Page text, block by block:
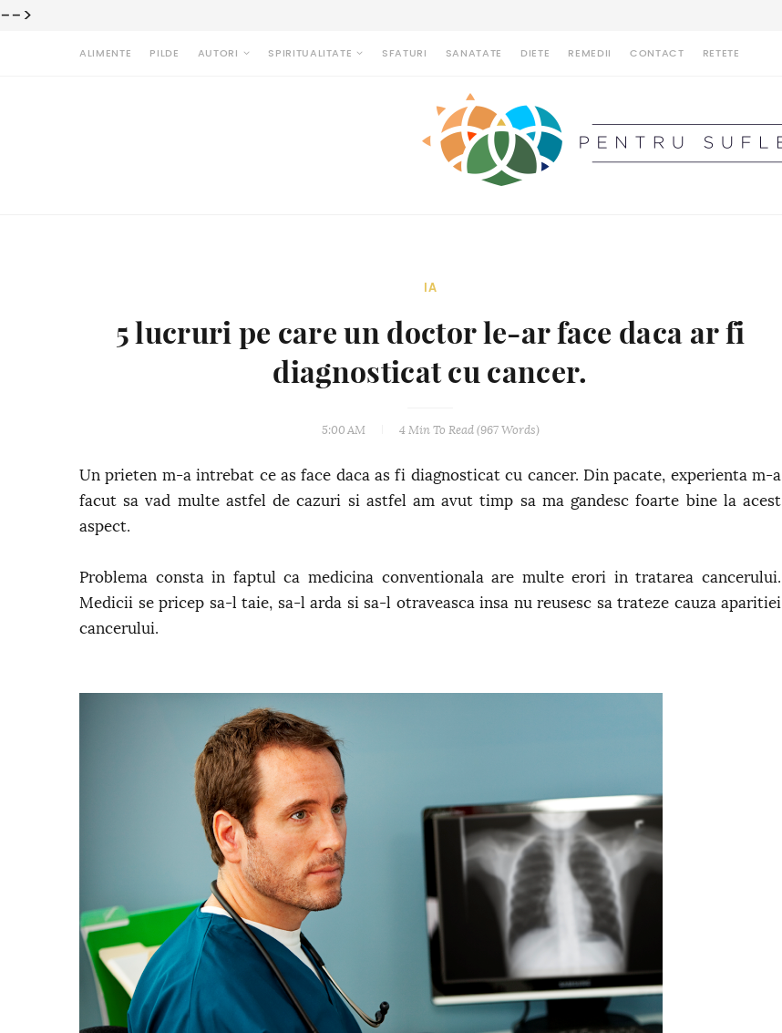
-->
ALIMENTE PILDE AUTORI SPIRITUALITATE SFATURI SANATATE DIETE REMEDII CONTACT RETETE
IA
5 lucruri pe care un doctor le-ar face daca ar fi
diagnosticat cu cancer.
5:00 AM 4 MinTo Read (967Words)
Un prieten m-a intrebat ce as face daca as fi diagnosticat cu cancer. Din pacate, experienta m-a
facut sa vad multe astfel de cazuri si astfel am avut timp sa ma gandesc foarte bine la acest
aspect.
Problema consta in faptul ca medicina conventionala are multe erori in tratarea cancerului.
Medicii se pricep sa-l taie, sa-l arda si sa-l otraveasca insa nu reusesc sa trateze cauza aparitiei
cancerului.